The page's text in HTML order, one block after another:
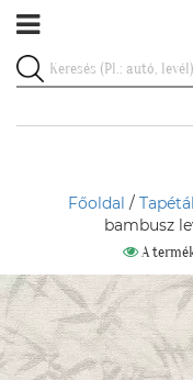
Főoldal /
bambusz
A